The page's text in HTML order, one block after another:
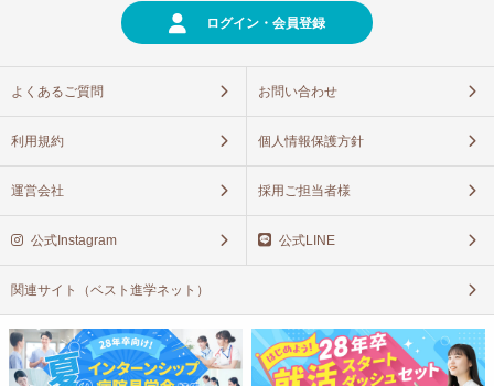
ログイン・会員登録
よくあるご質問 お問い合わせ
利用規約 個人情報保護方針
運営会社 採用ご担当者様
公式Instagram 公式LINE
関連サイト（ベスト進学ネット）